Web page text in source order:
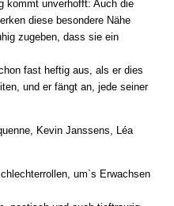
kommt unverhofft: Auch die
diese besondere Nähe
zugeben, dass sie ein
fast heftig aus, als er dies
und er fängt an, jede seiner
Kevin Janssens, Léa
um`s Erwachsen